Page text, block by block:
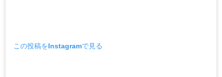
この投稿をInstagramで見る